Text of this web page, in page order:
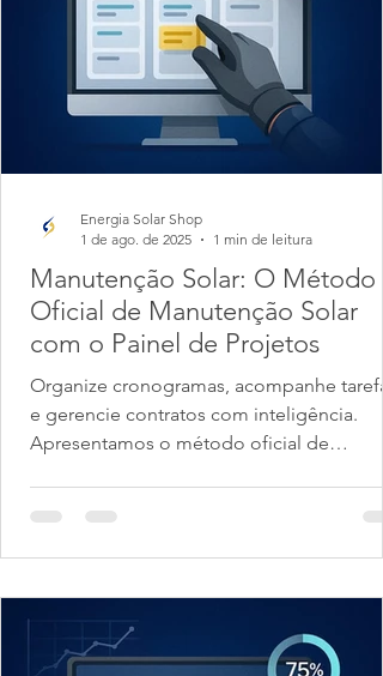
Manutenção Solar: O Método
Oficial de Manutenção Solar
com o Painel de Projetos
Organize cronogramas, acompanhe
e gerencie contratos com inteligência.
Apresentamos o método oficial de
Energia Solar Shop
1 de ago. de 2025
1 min de leitura